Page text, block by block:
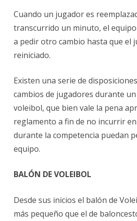
Cuando un jugador es
transcurrido un minuto, el
a pedir otro cambio hasta que el
reiniciado.
Existen una serie de
cambios de jugadores durante
voleibol, que bien vale la pena
reglamento a fin de no incurrir
durante la competencia puedan
equipo.
BALÓN DE VOLEIBOL
Desde sus inicios el balón de
más pequeño que el de